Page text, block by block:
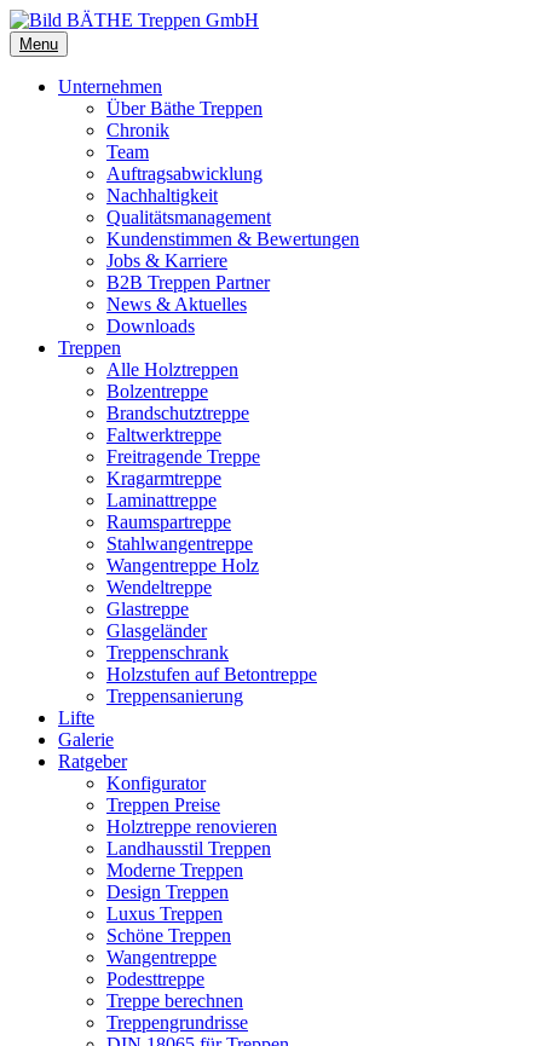
Menu
Unternehmen
Über Bäthe Treppen
Chronik
Team
Auftragsabwicklung
Nachhaltigkeit
Qualitätsmanagement
Kundenstimmen & Bewertungen
Jobs & Karriere
B2B Treppen Partner
News & Aktuelles
Downloads
Treppen
Alle Holztreppen
Bolzentreppe
Brandschutztreppe
Faltwerktreppe
Freitragende Treppe
Kragarmtreppe
Laminattreppe
Raumspartreppe
Stahlwangentreppe
Wangentreppe Holz
Wendeltreppe
Glastreppe
Glasgeländer
Treppenschrank
Holzstufen auf Betontreppe
Treppensanierung
Lifte
Galerie
Ratgeber
Konfigurator
Treppen Preise
Holztreppe renovieren
Landhausstil Treppen
Moderne Treppen
Design Treppen
Luxus Treppen
Schöne Treppen
Wangentreppe
Podesttreppe
Treppe berechnen
Treppengrundrisse